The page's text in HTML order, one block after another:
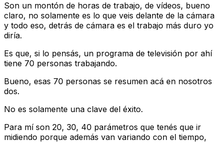
Son un montón de horas de trabajo, de vídeos, bueno
claro, no solamente es lo que veis delante de la cámara
y todo eso, detrás de cámara es el trabajo más duro yo
diría.
Es que, si lo pensás, un programa de televisión por ahí
tiene 70 personas trabajando.
Bueno, esas 70 personas se resumen acá en nosotros
dos.
No es solamente una clave del éxito.
Para mí son 20, 30, 40 parámetros que tenés que ir
midiendo porque además van variando con el tiempo,